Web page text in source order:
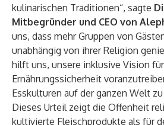
kulinarischen Traditionen“, sagte
Mitbegründer und CEO von
uns, dass mehr Gruppen von
unabhängig von ihrer Religion
hilft uns, unsere inklusive Vision für
Ernährungssicherheit
Esskulturen auf der ganzen Welt
Dieses Urteil zeigt die Offenheit
kultivierte Fleischprodukte als für